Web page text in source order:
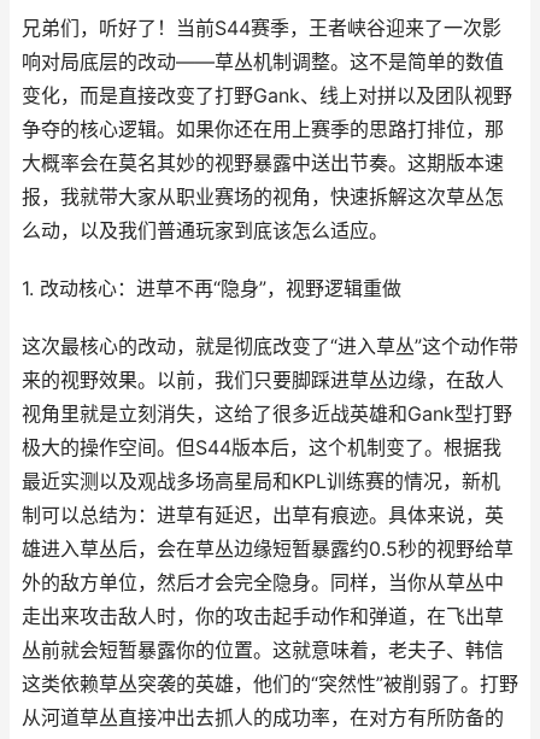
兄弟们，听好了！当前S44赛季，王者峡谷迎来了一次影
响对局底层的改动——草丛机制调整。这不是简单的数值
变化，而是直接改变了打野Gank、线上对拼以及团队视野
争夺的核心逻辑。如果你还在用上赛季的思路打排位，那
大概率会在莫名其妙的视野暴露中送出节奏。这期版本速
报，我就带大家从职业赛场的视角，快速拆解这次草丛怎
么动，以及我们普通玩家到底该怎么适应。
1. 改动核心：进草不再“隐身”，视野逻辑重做
这次最核心的改动，就是彻底改变了“进入草丛”这个动作带
来的视野效果。以前，我们只要脚踩进草丛边缘，在敌人
视角里就是立刻消失，这给了很多近战英雄和Gank型打野
极大的操作空间。但S44版本后，这个机制变了。根据我
最近实测以及观战多场高星局和KPL训练赛的情况，新机
制可以总结为：进草有延迟，出草有痕迹。具体来说，英
雄进入草丛后，会在草丛边缘短暂暴露约0.5秒的视野给草
外的敌方单位，然后才会完全隐身。同样，当你从草丛中
走出来攻击敌人时，你的攻击起手动作和弹道，在飞出草
丛前就会短暂暴露你的位置。这就意味着，老夫子、韩信
这类依赖草丛突袭的英雄，他们的“突然性”被削弱了。打野
从河道草丛直接冲出去抓人的成功率，在对方有所防备的